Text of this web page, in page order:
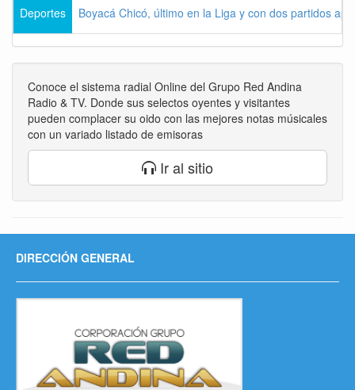
Deportes Boyacá Chicó, último en la Liga y con dos partidos
Conoce el sistema radial Online del Grupo Red Andina
Radio & TV. Donde sus selectos oyentes y visitantes
pueden complacer su oido con las mejores notas músicales
con un variado listado de emisoras
Ir al sitio
DIRECCIÓN GENERAL